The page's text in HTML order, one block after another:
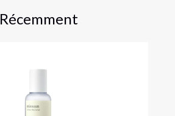
Récemment